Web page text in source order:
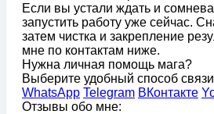
Если вы устали ждать и
запустить работу уже сейчас.
затем чистка и закрепление
мне по контактам ниже.
Нужна личная помощь мага?
Выберите удобный способ
WhatsApp Telegram ВКонтакте
Отзывы обо мне: